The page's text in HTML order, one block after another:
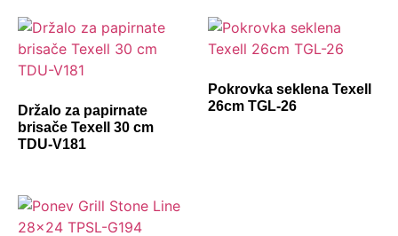
Držalo za papirnate
brisače Texell 30 cm
TDU-V181
Pokrovka seklena Texell
26cm TGL-26